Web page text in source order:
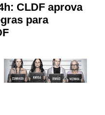
CLDF aprova
para